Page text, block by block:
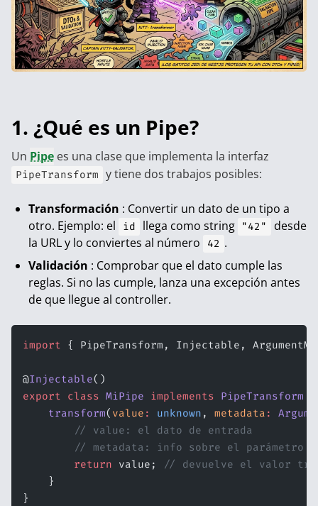
1. ¿Qué es un Pipe?
Un Pipe es una clase que implementa la interfaz
PipeTransform y tiene dos trabajos posibles:
Transformación : Convertir un dato de un tipo a
otro. Ejemplo: el
id llega como string "42"
desde
la URL y lo conviertes al número
42 .
Validación : Comprobar que el dato cumple las
reglas. Si no las cumple, lanza una excepción antes
de que llegue al controller.
import { PipeTransform, Injectable,
@Injectable()
export class MiPipe implements PipeTransform
    transform
( value : unknown , metadata :
        // value: el dato de entrada
// metadata: info sobre el parámetro
        return
value;
// devuelve el valor
    }
}